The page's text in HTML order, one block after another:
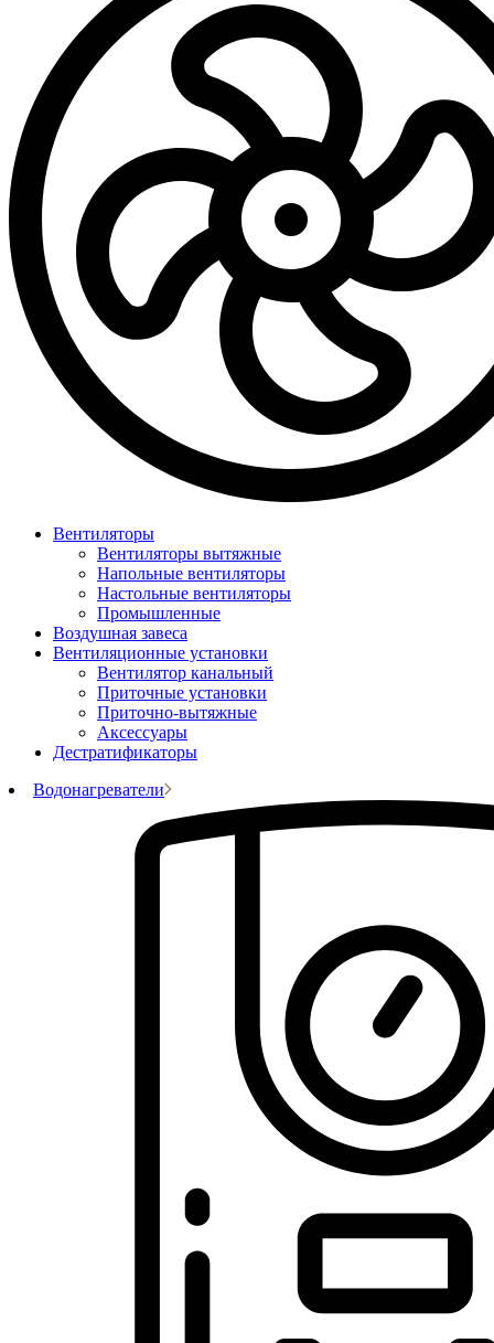
Вентиляторы
Вентиляторы вытяжные
Напольные вентиляторы
Настольные вентиляторы
Промышленные
Воздушная завеса
Вентиляционные установки
Вентилятор канальный
Приточные установки
Приточно-вытяжные
Аксессуары
Дестратификаторы
Водонагреватели